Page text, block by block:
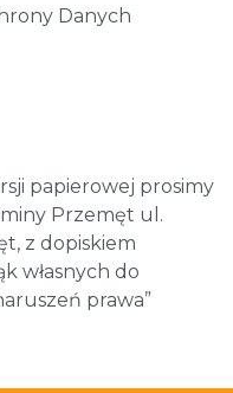
Danych
papierowej prosimy
Przemęt ul.
z dopiskiem
własnych do
prawa”